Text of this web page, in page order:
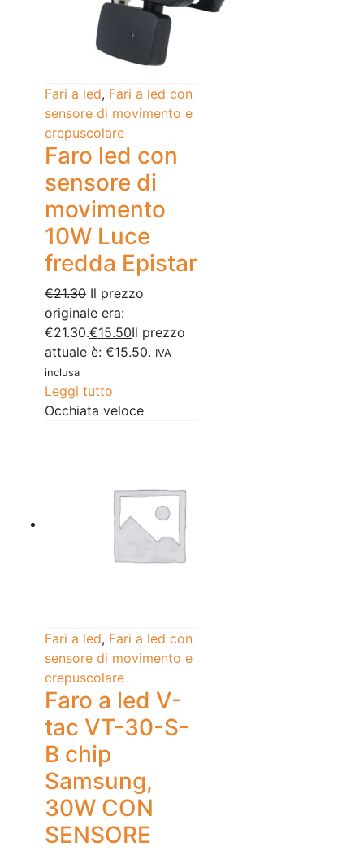
Fari a led, Fari a led con
sensore di movimento e
crepuscolare
Faro led con
sensore di
movimento
10W Luce
fredda Epistar
€21.30 Il prezzo
originale era:
€21.30.€15.50Il prezzo
attuale è: €15.50. IVA
inclusa
Leggi tutto
Occhiata veloce
Fari a led, Fari a led con
sensore di movimento e
crepuscolare
Faro a led V-
tac VT-30-S-
B chip
Samsung,
30W CON
SENSORE